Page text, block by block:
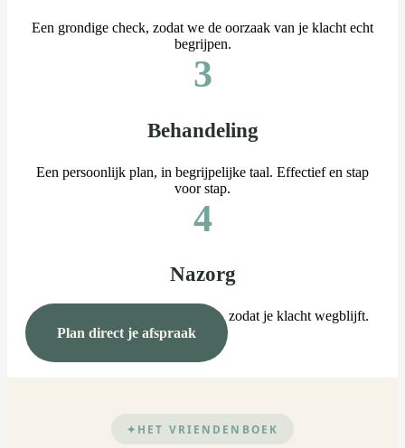
Een grondige check, zodat we de oorzaak van je klacht echt
begrijpen.
3
Behandeling
Een persoonlijk plan, in begrijpelijke taal. Effectief en stap
voor stap.
4
Nazorg
Oefeningen voor thuis en advies, zodat je klacht wegblijft.
Plan direct je afspraak
HET VRIENDENBOEK